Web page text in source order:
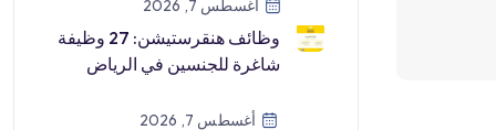
أغسطس 7, 2026
وظائف هنقرستيشن: 27 وظيفة
شاغرة للجنسين في الرياض
شركة هنقرستي […]
أغسطس 7, 2026